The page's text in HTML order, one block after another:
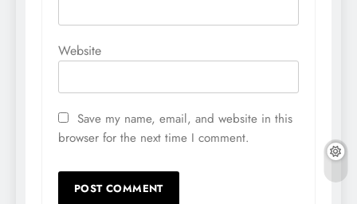
Website
Save my name, email, and website in this
browser for the next time I comment.